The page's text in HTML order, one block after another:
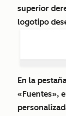
superior
logotipo
En la
«Fuentes»,